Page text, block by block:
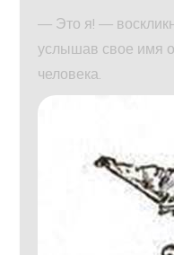
— Это я! —
услышав свое имя
человека.